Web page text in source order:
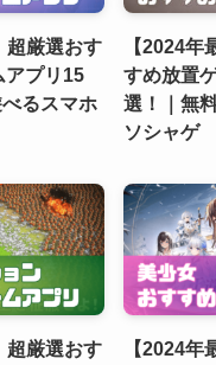
超厳選おす
アプリ15
るスマホ
【2024年
すめ放置
選！｜無
ソシャゲ
超厳選おす
【2024年